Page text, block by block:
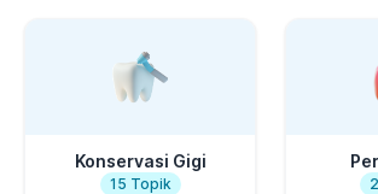
Konservasi Gigi
15 Topik